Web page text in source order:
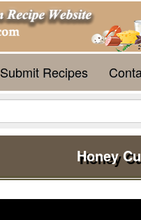
Submit Recipes
Honey